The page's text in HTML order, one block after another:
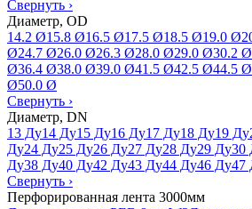
Свернуть ›
Диаметр, OD
14.2 Ø15.8 Ø16.5 Ø17.5 Ø18.5 Ø19.0 Ø
Ø24.7 Ø26.0 Ø26.3 Ø28.0 Ø29.0 Ø30.2 Ø
Ø36.4 Ø38.0 Ø39.0 Ø41.5 Ø42.5 Ø44.5 Ø
Ø50.0 Ø
Свернуть ›
Диаметр, DN
13 Ду14 Ду15 Ду16 Ду17 Ду18 Ду19 Ду
Ду24 Ду25 Ду26 Ду27 Ду28 Ду29 Ду30
Ду38 Ду40 Ду42 Ду43 Ду44 Ду46 Ду47
Свернуть ›
Перфорированная лента 3000мм